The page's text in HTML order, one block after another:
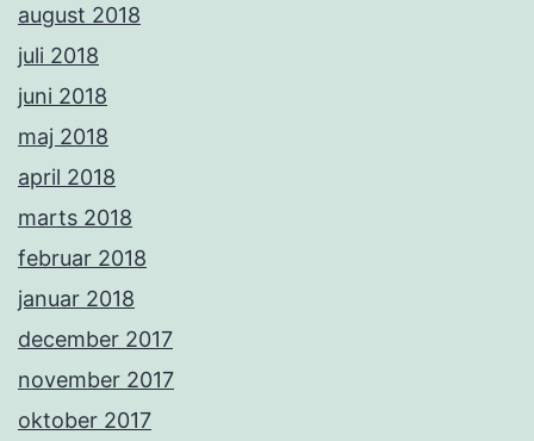
august 2018
juli 2018
juni 2018
maj 2018
april 2018
marts 2018
februar 2018
januar 2018
december 2017
november 2017
oktober 2017